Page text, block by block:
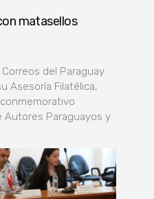
matasellos
del Paraguay
Asesoría Filatélica,
Autores Paraguayos y